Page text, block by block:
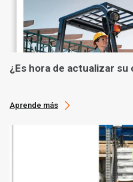
¿Es hora de actualizar
Aprende más